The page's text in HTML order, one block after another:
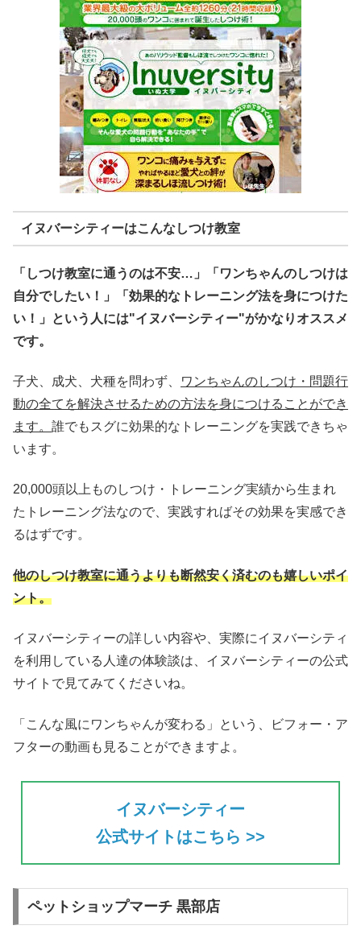
イヌバーシティーはこんなしつけ教室
「しつけ教室に通うのは不安…」「ワンちゃんのしつけは
自分でしたい！」「効果的なトレーニング法を身につけた
い！」という人には"イヌバーシティー"がかなりオススメ
です。
子犬、成犬、犬種を問わず、
ワンちゃんのしつけ・問題行
動の全てを解決させるための方法を身につけることができ
ます。 誰でもスグに効果的なトレーニングを実践できちゃ
います。
20,000頭以上ものしつけ・トレーニング実績から生まれ
たトレーニング法なので、実践すればその効果を実感でき
るはずです。
他のしつけ教室に通うよりも断然安く済むのも嬉しいポイ
ント。
イヌバーシティーの詳しい内容や、実際にイヌバーシティ
を利用している人達の体験談は、イヌバーシティーの公式
サイトで見てみてくださいね。
「こんな風にワンちゃんが変わる」という、ビフォー・ア
フターの動画も見ることができますよ。
イヌバーシティー
公式サイトはこちら >>
ペットショップマーチ 黒部店